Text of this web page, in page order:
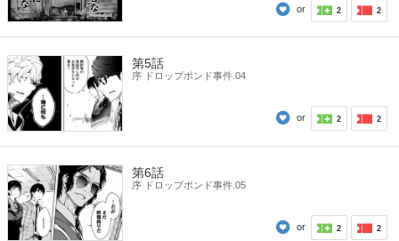
or 2 2
第5話
序 ドロップポンド事件.04
or 2 2
第6話
序 ドロップポンド事件.05
or 2 2